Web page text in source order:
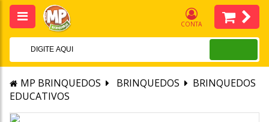
CONTA
MP BRINQUEDOS BRINQUEDOS
BRINQUEDOS
EDUCATIVOS